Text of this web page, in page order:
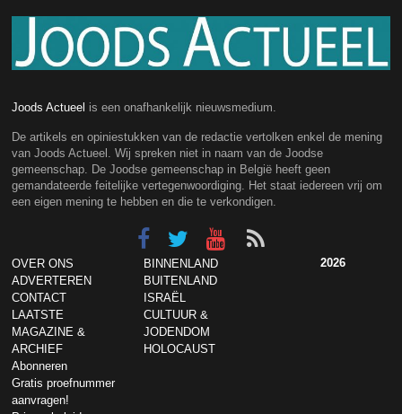
Joods Actueel is een onafhankelijk nieuwsmedium.
De artikels en opiniestukken van de redactie vertolken enkel de mening
van Joods Actueel. Wij spreken niet in naam van de Joodse
gemeenschap. De Joodse gemeenschap in België heeft geen
gemandateerde feitelijke vertegenwoordiging. Het staat iedereen vrij om
een eigen mening te hebben en die te verkondigen.
OVER ONS
ADVERTEREN
CONTACT
LAATSTE
MAGAZINE &
ARCHIEF
Abonneren
Gratis proefnummer
aanvragen!
BINNENLAND
BUITENLAND
ISRAËL
CULTUUR &
JODENDOM
HOLOCAUST
2026